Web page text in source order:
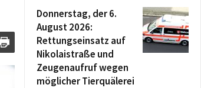
Donnerstag, der 6.
August 2026:
Rettungseinsatz auf
Nikolaistraße und
Zeugenaufruf wegen
möglicher Tierquälerei